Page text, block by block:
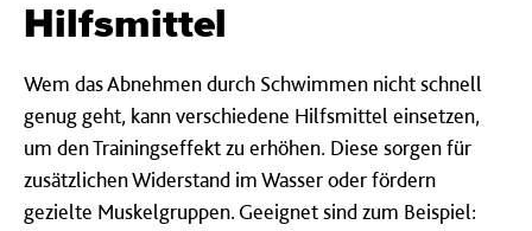
Hilfsmittel
Wem das Abnehmen durch Schwimmen nicht schnell
genug geht, kann verschiedene Hilfsmittel einsetzen,
um den Trainingseffekt zu erhöhen. Diese sorgen für
zusätzlichen Widerstand im Wasser oder fördern
gezielte Muskelgruppen. Geeignet sind zum Beispiel: